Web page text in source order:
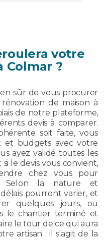
votre
Colmar ?
sûr de vous procurer
de maison à
de notre plateforme,
devis à comparer.
soit faite, vous
et budgets avec votre
ayez validé toutes les
le devis vous convient,
chez vous pour
Selon la nature et
pourront varier, et
quelques jours, ou
le chantier terminé et
le tour de ce qui aura
artisan : il s'agit de la